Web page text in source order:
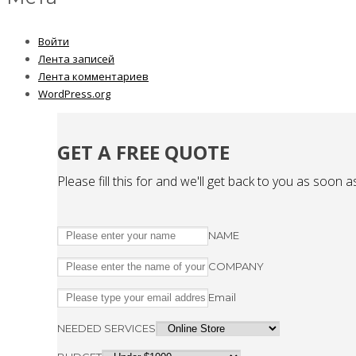
Войти
Лента записей
Лента комментариев
WordPress.org
GET A FREE QUOTE
Please fill this for and we'll get back to you as soon
NAME
COMPANY
Email
NEEDED SERVICES